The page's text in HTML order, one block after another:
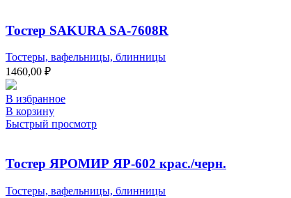
Тостер SAKURA SA-7608R
Тостеры, вафельницы, блинницы
1460,00 ₽
В избранное
В корзину
Быстрый просмотр
Тостер ЯРОМИР ЯР-602 крас./черн.
Тостеры, вафельницы, блинницы